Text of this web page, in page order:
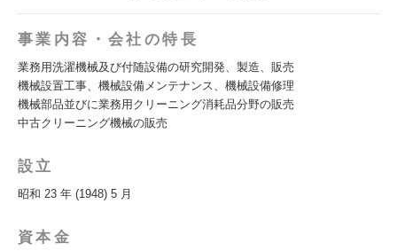
事業内容・会社の特長
業務用洗濯機械及び付随設備の研究開発、製造、販売
機械設置工事、機械設備メンテナンス、機械設備修理
機械部品並びに業務用クリーニング消耗品分野の販売
中古クリーニング機械の販売
設立
昭和 23 年 (1948) 5 月
資本金